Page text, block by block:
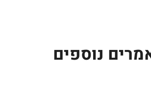
נוספים